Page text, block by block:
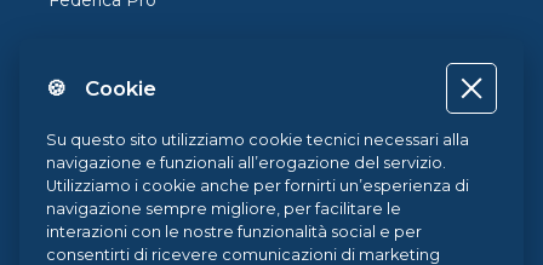
Federica Coursera
Accessibilità
Privacy
Termini e Condizioni
🍪 Cookie
Su questo sito utilizziamo cookie tecnici necessari alla
navigazione e funzionali all’erogazione del servizio.
Utilizziamo i cookie anche per fornirti un’esperienza di
navigazione sempre migliore, per facilitare le
interazioni con le nostre funzionalità social e per
consentirti di ricevere comunicazioni di marketing